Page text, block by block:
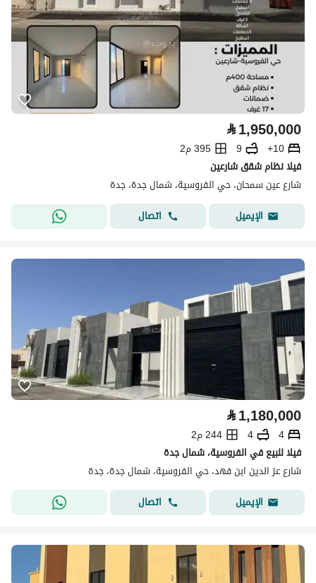
⃁1,950,000
10+
9
395 م2
فيلا نظام شقق شارعين
شارع عين سمحان، حي الفروسية، شمال جدة، جدة
الإيميل
اتصال
⃁1,180,000
4
4
244 م2
فيلا للبيع في الفروسية، شمال جدة
شارع عز الدين ابن فهد، حي الفروسية، شمال جدة، جدة
الإيميل
اتصال